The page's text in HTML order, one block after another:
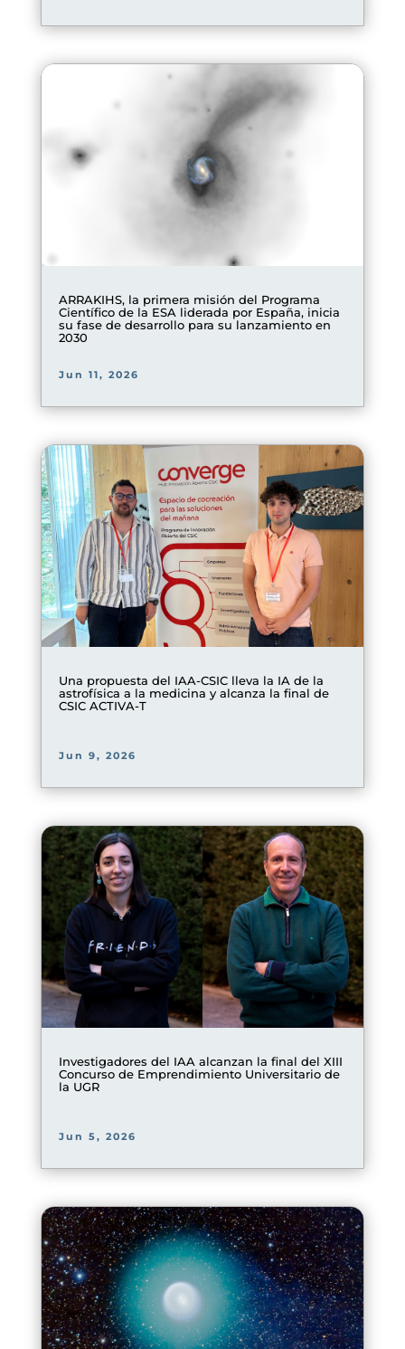
ARRAKIHS, la primera misión del Programa
Científico de la ESA liderada por España, inicia
su fase de desarrollo para su lanzamiento en
2030
Jun 11, 2026
Una propuesta del IAA-CSIC lleva la IA de la
astrofísica a la medicina y alcanza la final de
CSIC ACTIVA-T
Jun 9, 2026
Investigadores del IAA alcanzan la final del XIII
Concurso de Emprendimiento Universitario de
la UGR
Jun 5, 2026